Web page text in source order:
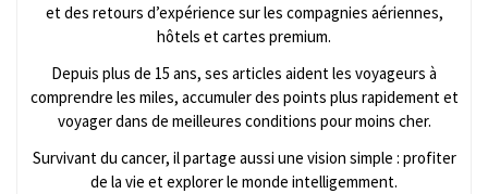
et des retours d’expérience sur les compagnies aériennes,
hôtels et cartes premium.
Depuis plus de 15 ans, ses articles aident les voyageurs à
comprendre les miles, accumuler des points plus rapidement et
voyager dans de meilleures conditions pour moins cher.
Survivant du cancer, il partage aussi une vision simple : profiter
de la vie et explorer le monde intelligemment.